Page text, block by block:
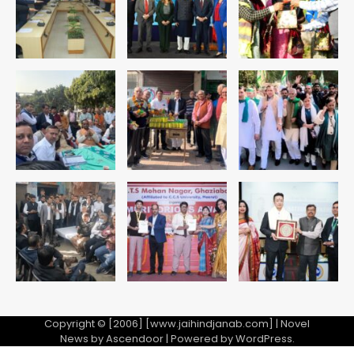
3
युवा इनोवेटरों की सोच से हाईटेक होगी दिल्ली
पुलिस
Team JHJ
4
सुदर्शन शक्ति-वी अभ्यास में मॉक आॅपरेशन
Team JHJ
5
एयरपोर्ट का फर्जी कर्मचारी बनकर 3 लाख
उड़ाए, अब पहुंचा सलाखों के पीछे
Team JHJ
Copyright © [2006] [www.jaihindjanab.com] | Novel
News byAscendoor| Powered byWordPress.